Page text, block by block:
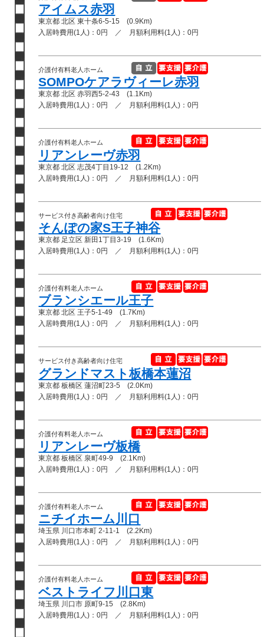
アイムス赤羽
東京都 北区 東十条6-5-15 (0.9Km)
入居時費用(1人)：0円 ／ 月額利用料(1人)：0円
介護付有料老人ホーム
SOMPOケアラヴィーレ赤羽
東京都 北区 赤羽西5-2-43 (1.1Km)
入居時費用(1人)：0円 ／ 月額利用料(1人)：0円
介護付有料老人ホーム
リアンレーヴ赤羽
東京都 北区 志茂4丁目19-12 (1.2Km)
入居時費用(1人)：0円 ／ 月額利用料(1人)：0円
サービス付き高齢者向け住宅
そんぽの家S王子神谷
東京都 足立区 新田1丁目3-19 (1.6Km)
入居時費用(1人)：0円 ／ 月額利用料(1人)：0円
介護付有料老人ホーム
ブランシエール王子
東京都 北区 王子5-1-49 (1.7Km)
入居時費用(1人)：0円 ／ 月額利用料(1人)：0円
サービス付き高齢者向け住宅
グランドマスト板橋本蓮沼
東京都 板橋区 蓮沼町23-5 (2.0Km)
入居時費用(1人)：0円 ／ 月額利用料(1人)：0円
介護付有料老人ホーム
リアンレーヴ板橋
東京都 板橋区 泉町49-9 (2.1Km)
入居時費用(1人)：0円 ／ 月額利用料(1人)：0円
介護付有料老人ホーム
ニチイホーム川口
埼玉県 川口市本町 2-11-1 (2.2Km)
入居時費用(1人)：0円 ／ 月額利用料(1人)：0円
介護付有料老人ホーム
ベストライフ川口東
埼玉県 川口市 原町9-15 (2.8Km)
入居時費用(1人)：0円 ／ 月額利用料(1人)：0円